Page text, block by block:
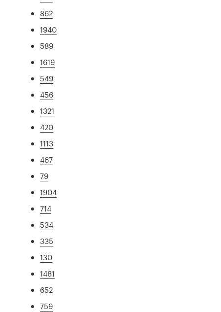
862
1940
589
1619
549
456
1321
420
1113
467
79
1904
714
534
335
130
1481
652
759